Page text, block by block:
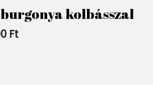
kolbásszal
Ft
875 Ft
-
2
100 Ft